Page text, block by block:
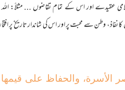
عقیدے اور اس کے تمام تقاضوں ... مثلاً:
وطن سے محبت پر اور اس کی شاندار تاریخ پر
الأسرة، والحفاظ علی قیمھا